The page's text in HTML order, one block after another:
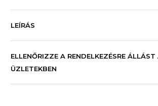
LEÍRÁS
ELLENŐRIZZE A RENDELKEZÉSRE ÁLLÁST
ÜZLETEKBEN